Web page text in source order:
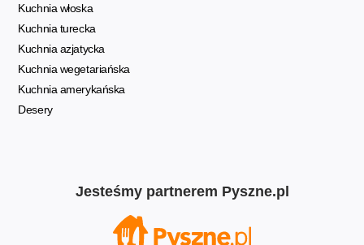
Kuchnia włoska
Kuchnia turecka
Kuchnia azjatycka
Kuchnia wegetariańska
Kuchnia amerykańska
Desery
Jesteśmy partnerem Pyszne.pl